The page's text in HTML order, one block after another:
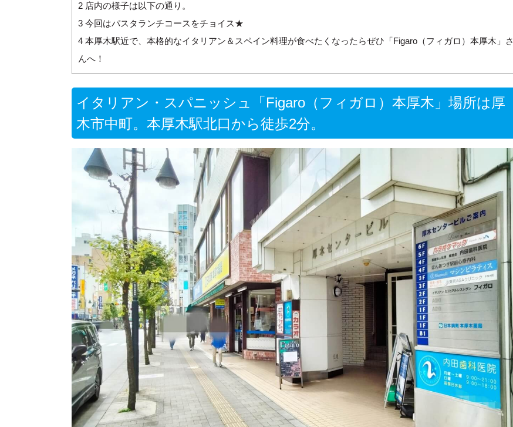
2 店内の様子は以下の通り。
3 今回はパスタランチコースをチョイス★
4 本厚木駅近で、本格的なイタリアン＆スペイン料理が食べたくなったらぜひ「Figaro（フィガロ）本厚木」さ
んへ！
イタリアン・スパニッシュ「Figaro（フィガロ）本厚木」場所は厚
木市中町。本厚木駅北口から徒歩2分。